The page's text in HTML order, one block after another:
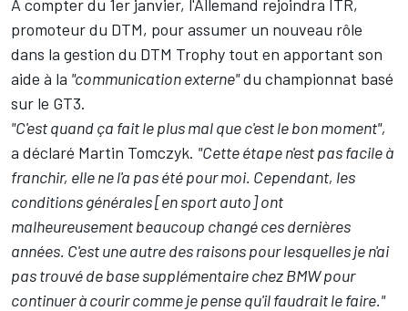
À compter du 1er janvier, l'Allemand rejoindra ITR,
promoteur du DTM, pour assumer un nouveau rôle
dans la gestion du DTM Trophy tout en apportant son
aide à la "communication externe"du championnat basé
sur le GT3.
"C'est quand ça fait le plus mal que c'est le bon moment",
a déclaré Martin Tomczyk. "Cette étape n'est pas facile à
franchir, elle ne l'a pas été pour moi. Cependant, les
conditions générales [en sport auto] ont
malheureusement beaucoup changé ces dernières
années. C'est une autre des raisons pour lesquelles je n'ai
pas trouvé de base supplémentaire chez BMW pour
continuer à courir comme je pense qu'il faudrait le faire."